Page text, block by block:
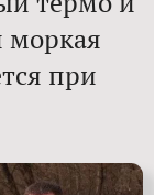
моркая
при